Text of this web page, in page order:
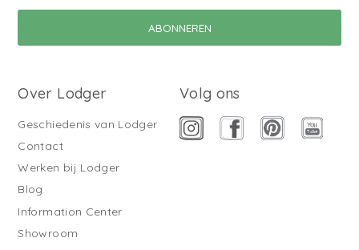
Over Lodger
Geschiedenis van Lodger
Contact
Werken bij Lodger
Blog
Information Center
Showroom
Volg ons